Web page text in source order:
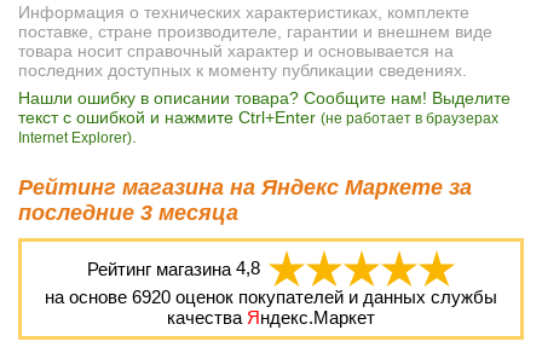
Информация о технических характеристиках, комплекте
поставке, стране производителе, гарантии и внешнем виде
товара носит справочный характер и основывается на
последних доступных к моменту публикации сведениях.
Нашли ошибку в описании товара? Сообщите нам! Выделите
текст с ошибкой и нажмите Ctrl+Enter (не работает в браузерах
Internet Explorer)
Рейтинг магазина на Яндекс Маркете за
последние 3 месяца
Рейтинг магазина 4,8
на основе 6920 оценок покупателей и данных службы
качества Яндекс.Маркет